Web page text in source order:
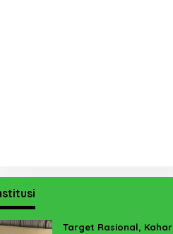
Target Rasional, Kahar